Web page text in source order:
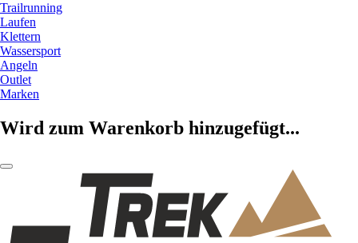
Trailrunning
Laufen
Klettern
Wassersport
Angeln
Outlet
Marken
Wird zum Warenkorb hinzugefügt...